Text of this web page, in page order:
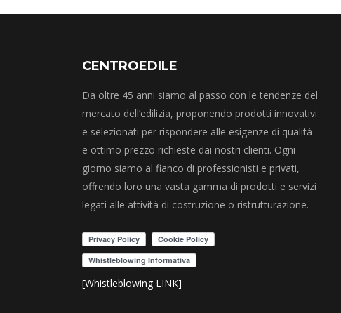
CENTROEDILE
Da oltre 45 anni siamo al passo con le tendenze del
mercato dell’edilizia, proponendo prodotti innovativi
e selezionati per rispondere alle esigenze di qualità
e ottimo prezzo richieste dai nostri clienti. Ogni
giorno siamo al fianco di professionisti e privati,
offrendo loro una vasta gamma di prodotti e servizi
legati alle attività di costruzione o ristrutturazione.
[Whistleblowing LINK]